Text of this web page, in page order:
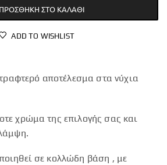
ΠΡΟΣΘΉΚΗ ΣΤΟ ΚΑΛΆΘΙ
ADD TO WISHLIST
αποτέλεσμα στα νύχια
χρώμα της επιλογής σας και
σε κολλώδη βάση , με